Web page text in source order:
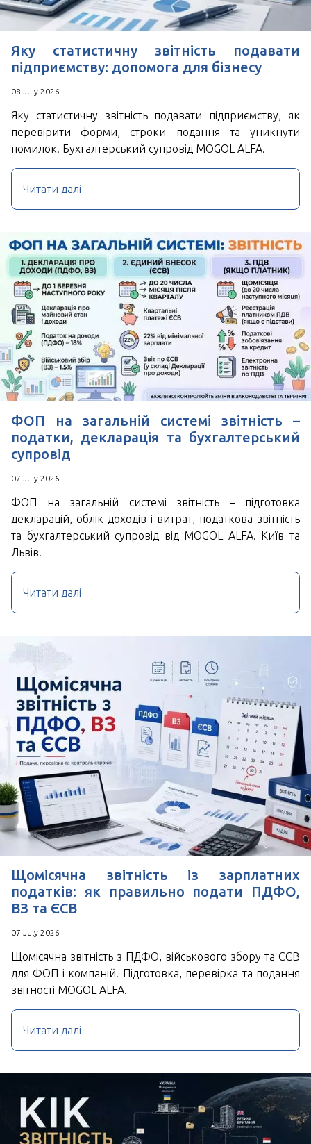
Угода користувача
Яку статистичну звітність подавати
підприємству: допомога для бізнесу
08 July 2026
Яку статистичну звітність подавати підприємству, як
перевірити форми, строки подання та уникнути
помилок. Бухгалтерський супровід MOGOL ALFA.
Читати далі
ФОП на загальній системі звітність –
податки, декларація та бухгалтерський
супровід
07 July 2026
ФОП на загальній системі звітність – підготовка
декларацій, облік доходів і витрат, податкова звітність
та бухгалтерський супровід від MOGOL ALFA. Київ та
Львів.
Читати далі
Щомісячна звітність із зарплатних
податків: як правильно подати ПДФО,
ВЗ та ЄСВ
07 July 2026
Щомісячна звітність з ПДФО, військового збору та ЄСВ
для ФОП і компаній. Підготовка, перевірка та подання
звітності MOGOL ALFA.
Читати далі